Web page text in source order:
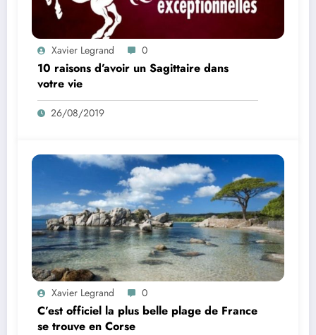
Xavier Legrand 0
10 raisons d’avoir un Sagittaire dans
votre vie
26/08/2019
Xavier Legrand 0
C’est officiel la plus belle plage de France
se trouve en Corse